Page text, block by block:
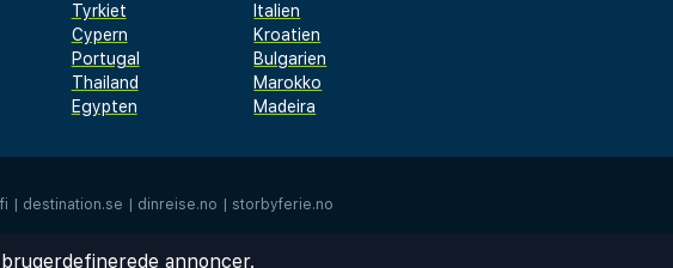
Tyrkiet
Italien
Cypern
Kroatien
Portugal
Bulgarien
Thailand
Marokko
Egypten
Madeira
destination.se dinreise.no storbyferie.no
annoncer.